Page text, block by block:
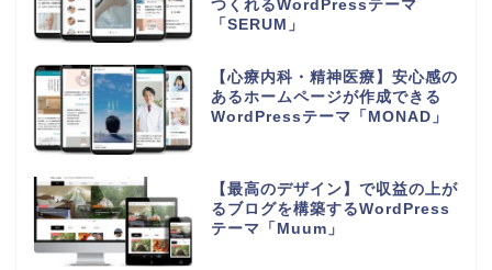
つくれるWordPressテーマ
「SERUM」
【心療内科・精神医療】安心感の
あるホームページが作成できる
WordPressテーマ「MONAD」
【最高のデザイン】で収益の上が
るブログを構築するWordPress
テーマ「Muum」